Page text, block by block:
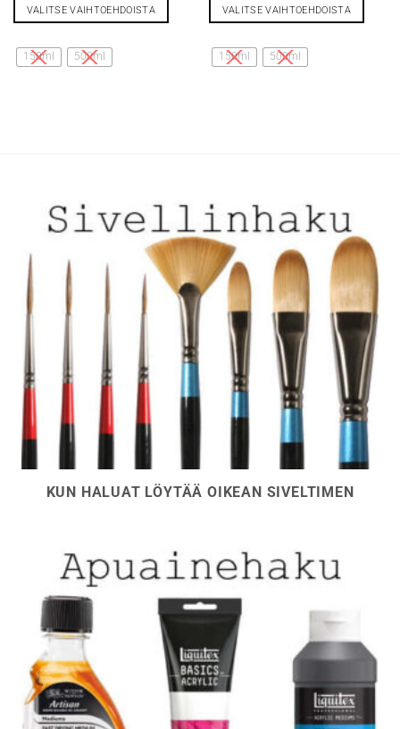
VALITSE VAIHTOEHDOISTA
tuotteella
on
150ml 500ml
VALITSE VAIHTOEHDOISTA
tuotteella
on
150ml 500ml
KUN HALUAT LÖYTÄÄ OIKEAN SIVELTIMEN